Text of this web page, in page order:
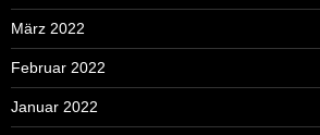
März 2022
Februar 2022
Januar 2022